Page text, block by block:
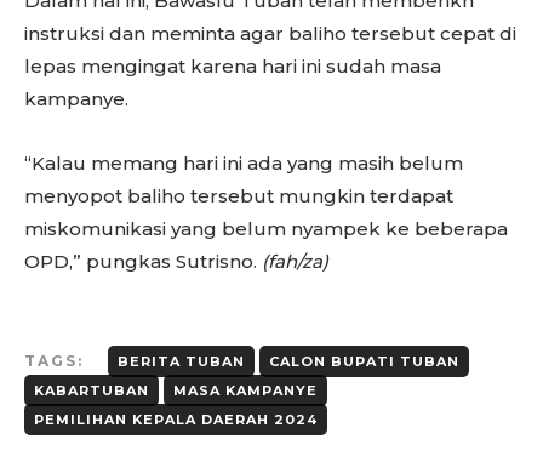
instruksi dan meminta agar baliho tersebut cepat di
lepas mengingat karena hari ini sudah masa
kampanye.
“Kalau memang hari ini ada yang masih belum
menyopot baliho tersebut mungkin terdapat
miskomunikasi yang belum nyampek ke beberapa
OPD,” pungkas Sutrisno. (fah/za)
TAGS: BERITA TUBAN
CALON BUPATI TUBAN
KABARTUBAN
MASA KAMPANYE
PEMILIHAN KEPALA DAERAH 2024